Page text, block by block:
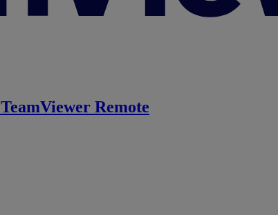
TeamViewer Remote